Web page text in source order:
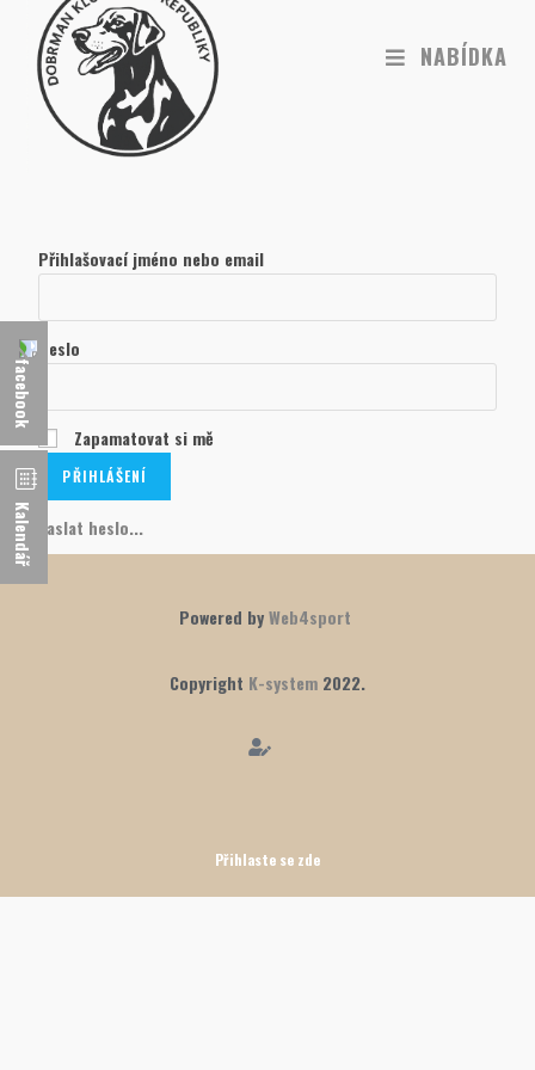
NABÍDKA
Přihlašovací jméno nebo email
Heslo
Zapamatovat si mě
Zaslat heslo...
Powered byWeb4sport
Copyright K-system 2022.
Přihlaste se zde
Kalendář